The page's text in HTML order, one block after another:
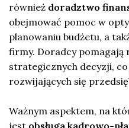
również doradztwo
obejmować pomoc w
planowaniu budżetu, a
firmy. Doradcy pomagają
strategicznych decyzji,
rozwijających się
Ważnym aspektem, na
jest obsługa kadrowo-